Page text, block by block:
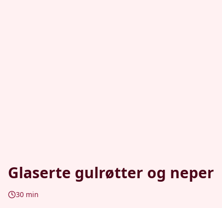
Glaserte gulrøtter og neper
30 min